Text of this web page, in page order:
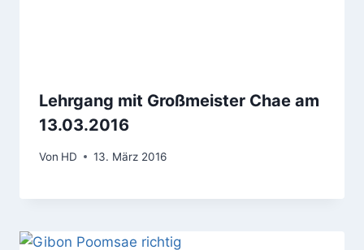
Lehrgang mit Großmeister Chae am
13.03.2016
Von HD 13. März 2016